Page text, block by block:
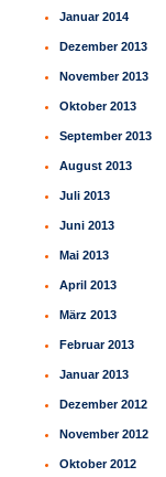
Januar 2014
Dezember 2013
November 2013
Oktober 2013
September 2013
August 2013
Juli 2013
Juni 2013
Mai 2013
April 2013
März 2013
Februar 2013
Januar 2013
Dezember 2012
November 2012
Oktober 2012